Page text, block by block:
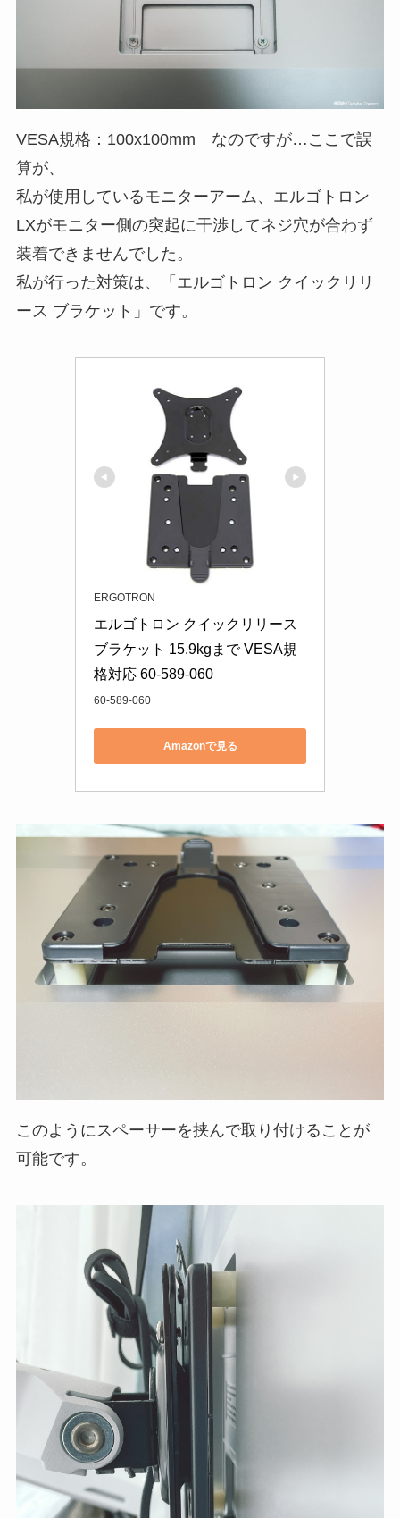
VESA規格：100x100mm なのですが…ここで誤
算が、
私が使用しているモニターアーム、エルゴトロン
LXがモニター側の突起に干渉してネジ穴が合わず
装着できませんでした。
私が行った対策は、「エルゴトロン クイックリリ
ース ブラケット」です。
ERGOTRON
エルゴトロン クイックリリース
ブラケット 15.9kgまで VESA規
格対応 60-589-060
60-589-060
Amazonで見る
このようにスペーサーを挟んで取り付けることが
可能です。